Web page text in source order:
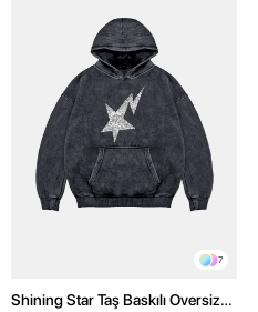
7
Shining Star Taş Baskılı Oversize